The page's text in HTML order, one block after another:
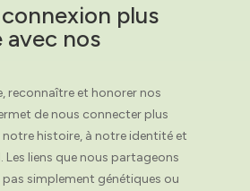
plus
nos
reconnaître et honorer nos
de nous connecter plus
histoire, à notre identité et
liens que nous partageons
pas simplement génétiques ou